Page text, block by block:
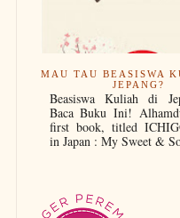
MAU TAU BEASISWA
JEPANG?
Beasiswa Kuliah di
Baca Buku Ini!
first book, titled
in Japan : My Sweet &